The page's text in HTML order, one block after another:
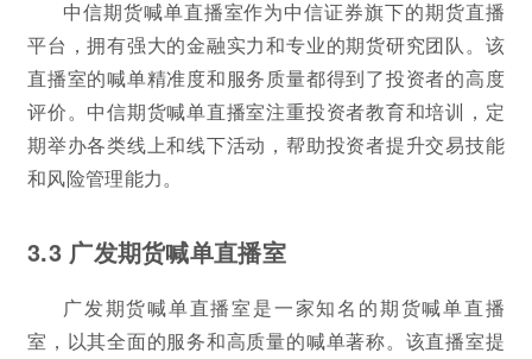
中信期货喊单直播室作为中信证券旗下的期货直播
平台，拥有强大的金融实力和专业的期货研究团队。该
直播室的喊单精准度和服务质量都得到了投资者的高度
评价。中信期货喊单直播室注重投资者教育和培训，定
期举办各类线上和线下活动，帮助投资者提升交易技能
和风险管理能力。
3.3 广发期货喊单直播室
广发期货喊单直播室是一家知名的期货喊单直播
室，以其全面的服务和高质量的喊单著称。该直播室提